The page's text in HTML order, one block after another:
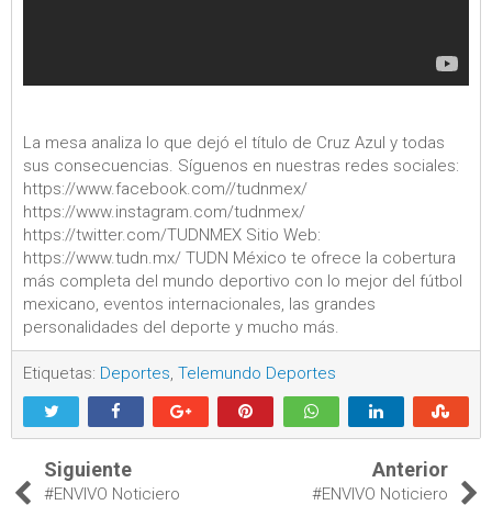
La mesa analiza lo que dejó el título de Cruz Azul y todas
sus consecuencias. Síguenos en nuestras redes sociales:
https://www.facebook.com//tudnmex/
https://www.instagram.com/tudnmex/
https://twitter.com/TUDNMEX Sitio Web:
https://www.tudn.mx/ TUDN México te ofrece la cobertura
más completa del mundo deportivo con lo mejor del fútbol
mexicano, eventos internacionales, las grandes
personalidades del deporte y mucho más.
Etiquetas: Deportes, Telemundo Deportes
Siguiente
#ENVIVO Noticiero
Anterior
#ENVIVO Noticiero